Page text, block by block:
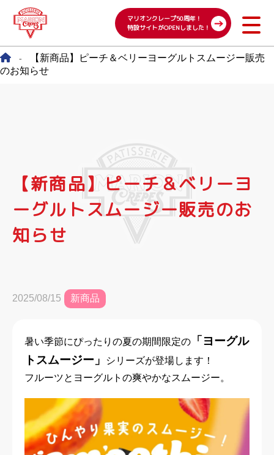
マリオンクレープ50周年！
特設サイトがOPENしました！
-
【新商品】ピーチ＆ベリーヨーグルトスムージー販売
のお知らせ
【新商品】ピーチ＆ベリーヨ
ーグルトスムージー販売のお
知らせ
2025/08/15 新商品
暑い季節にぴったりの夏の期間限定の
「ヨーグル
トスムージー」
シリーズが登場します！
フルーツとヨーグルトの爽やかなスムージー。